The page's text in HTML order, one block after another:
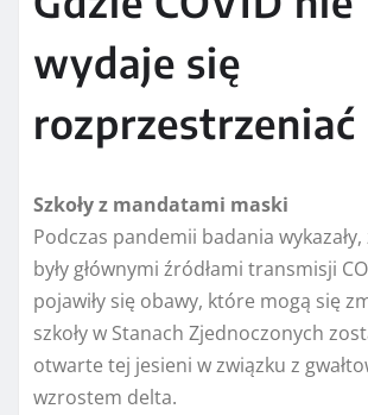
wydaje się
rozprzestrzeniać
Szkoły z mandatami maski
Podczas pandemii badania wykazały,
były głównymi źródłami transmisji
pojawiły się obawy, które mogą się
szkoły w Stanach Zjednoczonych
otwarte tej jesieni w związku z
wzrostem delta.